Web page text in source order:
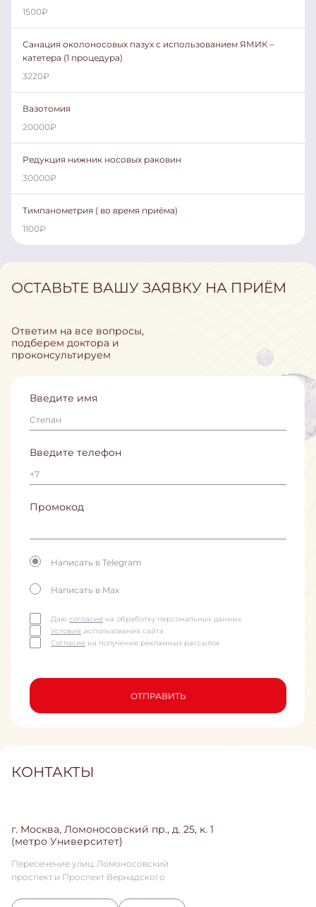
1500₽
Санация околоносовых пазух с использованием ЯМИК –
катетера (1 процедура)
3220₽
Вазотомия
20000₽
Редукция нижник носовых раковин
30000₽
Тимпанометрия ( во время приёма)
1100₽
ОСТАВЬТЕ ВАШУ ЗАЯВКУ НА ПРИЁМ
Ответим на все вопросы,
подберем доктора и
проконсультируем
Введите имя
Введите телефон
Промокод
Написать в Telegram
Написать в Max
Даю согласие на обработку персональных данных
Условия использования сайта
Согласие на получение рекламных рассылок
ОТПРАВИТЬ
КОНТАКТЫ
г. Москва, Ломоносовский пр., д. 25, к. 1
(метро Университет)
Пересечение улиц: Ломоносовский
проспект и Проспект Вернадского